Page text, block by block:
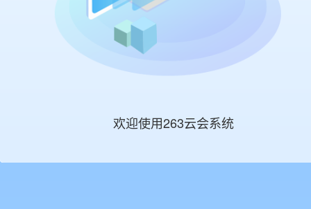
欢迎使用263云会系统